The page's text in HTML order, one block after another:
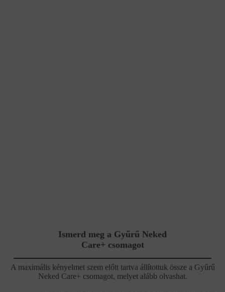
Ismerd meg a Gyűrű Neked
Care+ csomagot
A maximális kényelmet szem előtt tartva állítottuk össze a Gyűrű
Neked Care+ csomagot, melyet alább olvashat.